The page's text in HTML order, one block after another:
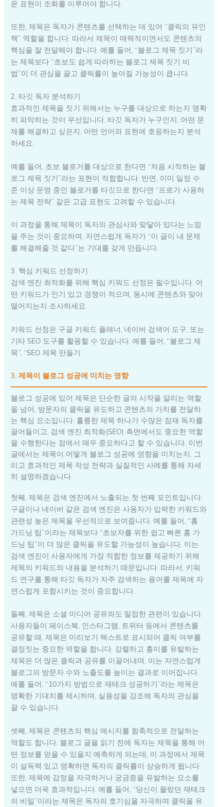
운 표현이 조화를 이루어야 합니다.
또한, 제목은 독자가 콘텐츠를 선택하는 데 있어 “클릭의 유인
책” 역할을 합니다. 따라서 제목이 매력적이면서도 콘텐츠의
핵심을 잘 전달해야 합니다. 예를 들어, “블로그 제목 짓기”라
는 제목보다 “초보도 쉽게 따라하는 블로그 제목 짓기 비
법”이 더 관심을 끌고 클릭률이 높아질 가능성이 큽니다.
2. 타깃 독자 분석하기
효과적인 제목을 짓기 위해서는 누구를 대상으로 하는지 명확
히 파악하는 것이 우선입니다. 타깃 독자가 누구인지, 어떤 문
제를 해결하고 싶은지, 어떤 언어와 표현에 호응하는지 분석
하세요.
예를 들어, 초보 블로거를 대상으로 한다면 “처음 시작하는 블
로그 제목 짓기”라는 표현이 적합합니다. 반면, 이미 일정 수
준 이상 운영 중인 블로거를 타깃으로 한다면 “프로가 사용하
는 제목 전략” 같은 고급 표현도 고려할 수 있습니다.
이 과정을 통해 제목이 독자의 관심사와 맞닿아 있다는 느낌
을 주는 것이 중요하며, 자연스럽게 독자가 “이 글이 내 문제
를 해결해줄 것 같다”는 기대를 갖게 만듭니다.
3. 핵심 키워드 선정하기
검색 엔진 최적화를 위해 핵심 키워드 선정은 필수입니다. 어
떤 키워드가 인기 있고 경쟁이 적으며, 동시에 콘텐츠와 맞아
떨어지는지 조사하세요.
키워드 선정은 구글 키워드 플래너, 네이버 검색어 도구, 또는
기타 SEO 도구를 활용할 수 있습니다. 예를 들어, “블로그 제
목”, “SEO 제목 만들기
3. 제목이 블로그 성공에 미치는 영향
블로그 성공에 있어 제목은 단순한 글의 시작을 알리는 역할
을 넘어, 방문자의 클릭을 유도하고 콘텐츠의 가치를 전달하
는 핵심 요소입니다. 훌륭한 제목 하나가 수많은 잠재 독자를
끌어들이고, 검색 엔진 최적화(SEO) 측면에서도 중요한 역할
을 수행한다는 점에서 매우 중요하다고 할 수 있습니다. 이번
글에서는 제목이 어떻게 블로그 성공에 영향을 미치는지, 그
리고 효과적인 제목 작성 전략과 실질적인 사례를 통해 자세
히 설명하겠습니다.
첫째, 제목은 검색 엔진에서 노출되는 첫 번째 포인트입니다.
구글이나 네이버 같은 검색 엔진은 사용자가 입력한 키워드와
관련성 높은 제목을 우선적으로 보여줍니다. 예를 들어, “홈
가드닝 팁”이라는 제목보다 “초보자를 위한 쉽고 빠른 홈 가
드닝 팁”이 더 많은 클릭을 유도할 가능성이 높습니다. 이는
검색 엔진이 사용자에게 가장 적합한 정보를 제공하기 위해
제목의 키워드와 내용을 분석하기 때문입니다. 따라서, 키워
드 연구를 통해 타깃 독자가 자주 검색하는 용어를 제목에 자
연스럽게 포함시키는 것이 중요합니다.
둘째, 제목은 소셜 미디어 공유와도 밀접한 관련이 있습니다.
사용자들이 페이스북, 인스타그램, 트위터 등에서 콘텐츠를
공유할 때, 제목은 미리보기 텍스트로 표시되어 클릭 여부를
결정짓는 중요한 역할을 합니다. 강렬하고 흥미를 유발하는
제목은 더 많은 클릭과 공유를 이끌어내며, 이는 자연스럽게
블로그의 방문자 수와 노출도를 높이는 결과로 이어집니다.
예를 들어, “10가지 방법으로 재테크 성공하기”라는 제목은
명확한 기대치를 제시하며, 실용성을 강조해 독자의 관심을
끌 수 있습니다.
셋째, 제목은 콘텐츠의 핵심 메시지를 함축적으로 전달하는
역할도 합니다. 블로그 글을 읽기 전에 독자는 제목을 통해 어
떤 정보를 얻을 수 있을지 예측하게 되는데, 이 과정에서 제목
이 설득력 있고 명확하면 독자의 클릭률이 상승하게 됩니다.
또한, 제목에 감정을 자극하거나 궁금증을 유발하는 요소를
넣으면 더욱 효과적입니다. 예를 들어, “당신이 몰랐던 재테크
의 비밀”이라는 제목은 독자의 호기심을 자극하며 클릭을 유